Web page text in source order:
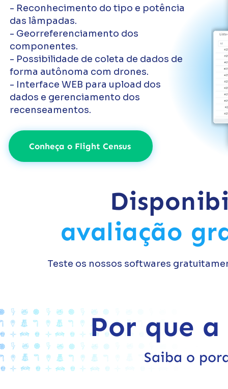
- Reconhecimento do tipo e potência
das lâmpadas.
- Georreferenciamento dos
componentes.
- Possibilidade de coleta de dados de
forma autônoma com drones.
- Interface WEB para upload dos
dados e gerenciamento dos
recenseamentos.
Conheça o Flight Census
avaliação
Teste os nossos softwares
Por que
Saiba o